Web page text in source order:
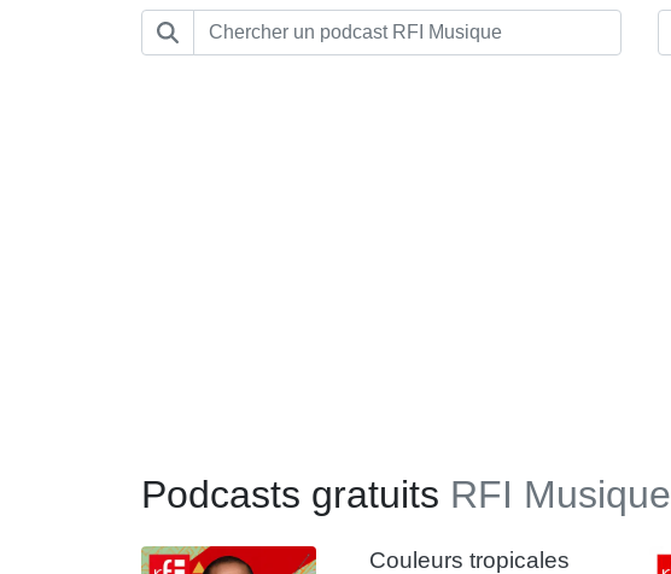
Podcasts gratuits RFI Musique
Couleurs tropicales